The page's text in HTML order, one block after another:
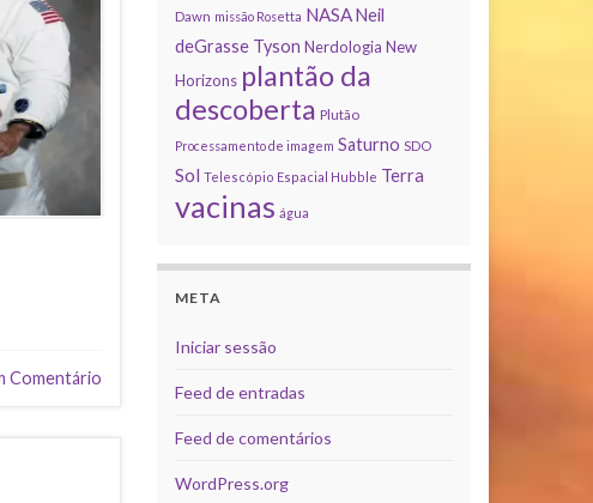
Comentário
Dawn missão Rosetta NASA Neil
deGrasse Tyson Nerdologia New
Horizons plantão da
descoberta Plutão
Processamento de imagem Saturno SDO
Sol Telescópio Espacial Hubble Terra
vacinas água
META
Iniciar sessão
Feed de entradas
Feed de comentários
WordPress.org